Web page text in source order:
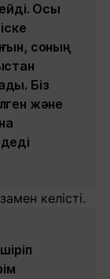
Осы
соның
Біз
және
келісті.